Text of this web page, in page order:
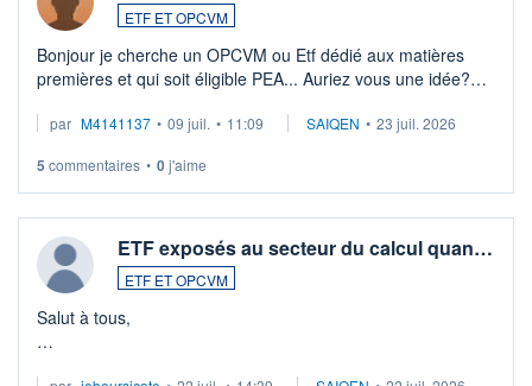
ETF ET OPCVM
Bonjour je cherche un OPCVM ou Etf dédié aux matières
premières et qui soit éligible PEA... Auriez vous une idée?
par M4141137 • 09 juil. • 11:09 SAIQEN • 23 juil. 2026
5 commentaires • 0j'aime
ETF exposés au secteur du calcul quan…
ETF ET OPCVM
Salut à tous,